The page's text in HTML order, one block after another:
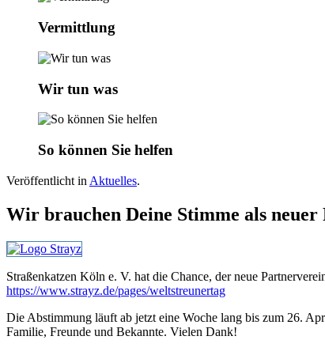
Vermittlung
Wir tun was
So können Sie helfen
Veröffentlicht in Aktuelles.
Wir brauchen Deine Stimme als
Straßenkatzen Köln e. V. hat die Chance, der neue
https://www.strayz.de/pages/weltstreunertag
Die Abstimmung läuft ab jetzt eine Woche lang bis zum 26.
Familie, Freunde und Bekannte. Vielen Dank!